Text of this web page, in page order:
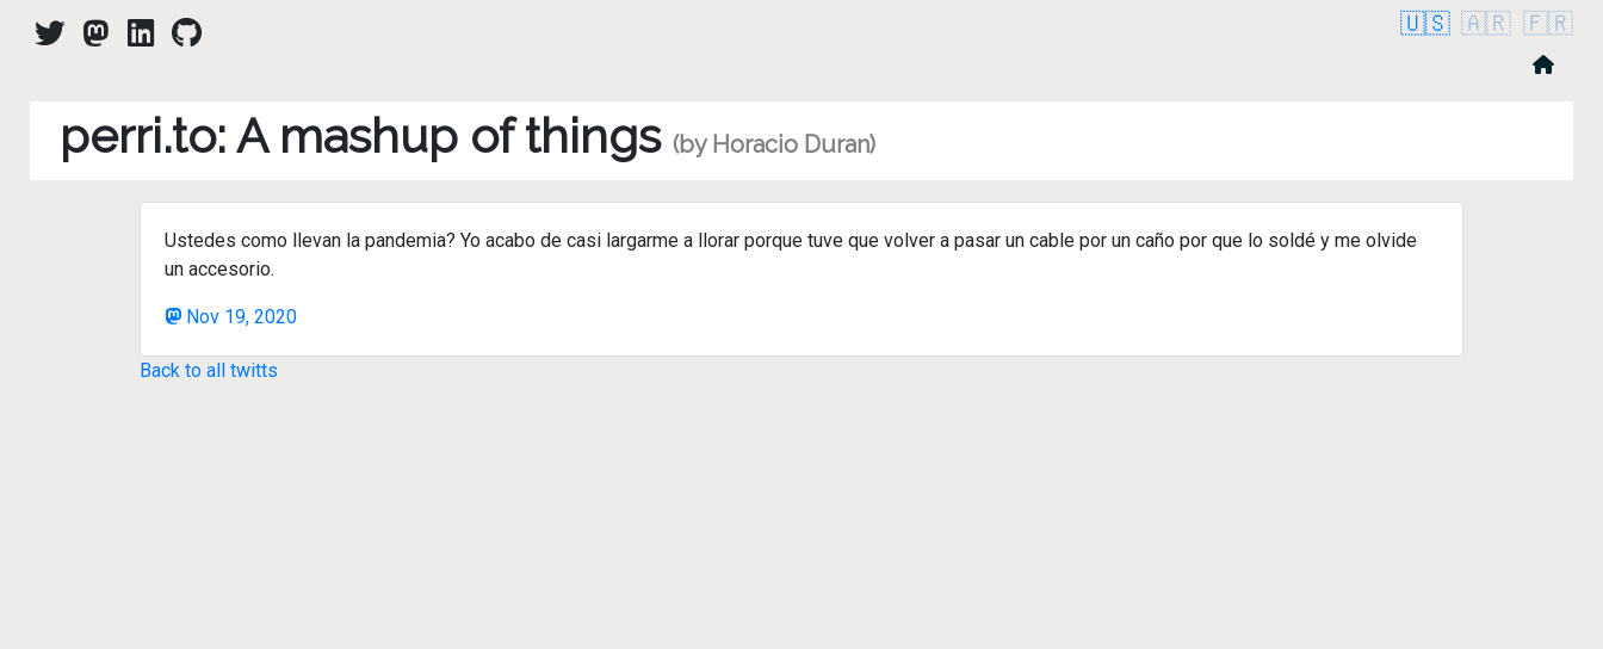
🇺🇸 🇦🇷 🇫🇷
perri.to: A mashup of things (by Horacio Duran)
Ustedes como llevan la pandemia? Yo acabo de casi largarme a llorar porque tuve que volver a pasar un cable por un caño por que lo soldé y me olvide
un accesorio.
Nov 19, 2020
Back to all twitts